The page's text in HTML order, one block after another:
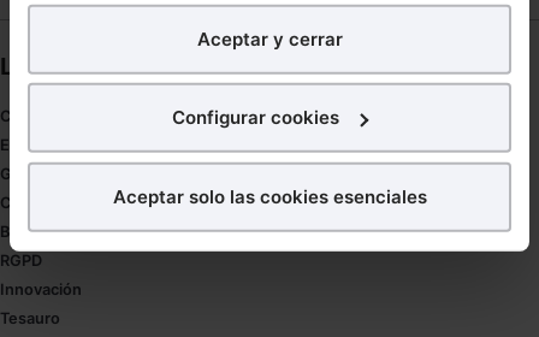
analíticospara tratar demejorar tu experienciaen
nuestra página web. También con fines publicitarios,
para poder mostrarte publicidad y contenidos de tu
¿Qué puedes hacer?
en la web sea óptima
Aceptar y cerrar
Configurar cookies
Aceptar solo las cookies esenciales
Links directos
Coronavirus
Estudio de salud abogacía
Gestión de despachos
Compliance
Buenas Prácticas Tributarias
RGPD
Innovación
Tesauro